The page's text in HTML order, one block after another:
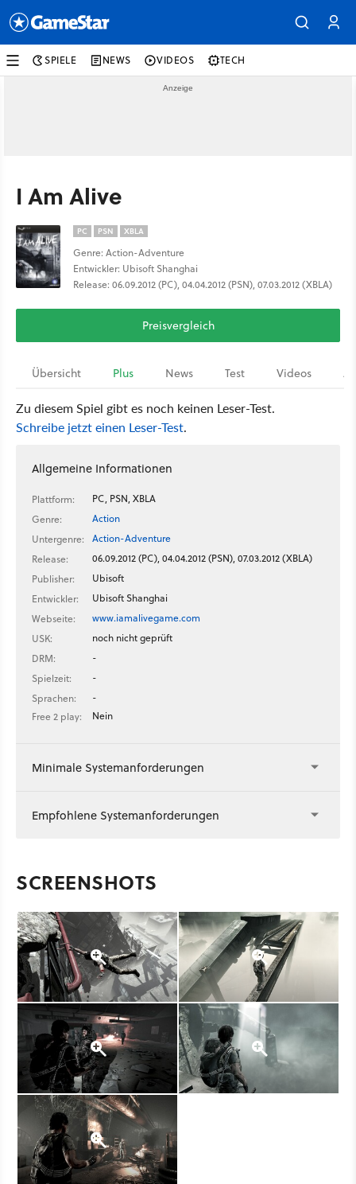
SPIELE NEWS VIDEOS TECH
I Am Alive
PC PSN XBLA
Genre: Action-Adventure
Entwickler: Ubisoft Shanghai
Release: 06.09.2012 (PC), 04.04.2012 (PSN), 07.03.2012 (XBLA)
Preisvergleich
Übersicht Plus News Test Videos
Zu diesem Spiel gibt es noch keinen Leser-Test.
Schreibe jetzt einen Leser-Test.
Allgemeine Informationen
Plattform:
PC, PSN, XBLA
Genre:
Action
Untergenre:
Action-Adventure
Release:
06.09.2012 (PC), 04.04.2012 (PSN), 07.03.2012 (XBLA)
Publisher:
Ubisoft
Entwickler:
Ubisoft Shanghai
Webseite:
www.iamalivegame.com
USK:
noch nicht geprüft
DRM:
-
Spielzeit:
-
Sprachen:
-
Free 2 play:
Nein
Minimale Systemanforderungen
Empfohlene Systemanforderungen
SCREENSHOTS